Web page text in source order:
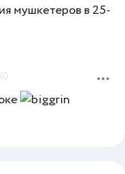
мушкетеров в 25-